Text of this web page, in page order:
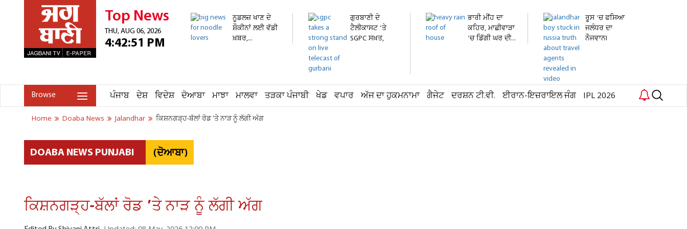
Top News
THU, AUG 06, 2026
4:42:51 PM
ਨੂਡਲਜ਼ ਖਾਣ ਦੇ
ਸ਼ੌਕੀਨਾਂ ਲਈ ਵੱਡੀ
ਖ਼ਬਰ,...
ਗੁਰਬਾਣੀ ਦੇ
ਟੈਲੀਕਾਸਟ 'ਤੇ
SGPC ਸਖ਼ਤ,
ਭਾਰੀ ਮੀਂਹ ਦਾ
ਕਹਿਰ, ਮਾਛੀਵਾੜਾ
'ਚ ਡਿੱਗੀ ਘਰ ਦੀ...
ਰੂਸ 'ਚ ਫਸਿਆ
ਜਲੰਧਰ ਦਾ
ਨੌਜਵਾਨ!
Browse ਪੰਜਾਬ ਦੇਸ਼ ਵਿਦੇਸ਼ ਦੋਆਬਾ ਮਾਝਾ ਮਾਲਵਾ ਤੜਕਾ ਪੰਜਾਬੀ ਖੇਡ ਵਪਾਰ ਅੱਜ ਦਾ ਹੁਕਮਨਾਮਾ ਗੈਜੇਟ ਦਰਸ਼ਨ ਟੀ.ਵੀ. ਈਰਾਨ-ਇਜ਼ਰਾਇਲ ਜੰਗ IPL 2026
Home Doaba News Jalandhar ਕਿਸ਼ਨਗੜ੍ਹ-ਬੱਲਾਂ ਰੋਡ ’ਤੇ ਨਾੜ ਨੂੰ ਲੱਗੀ ਅੱਗ
DOABA NEWS PUNJABI (ਦੋਆਬਾ)
ਕਿਸ਼ਨਗੜ੍ਹ-ਬੱਲਾਂ ਰੋਡ ’ਤੇ ਨਾੜ ਨੂੰ ਲੱਗੀ ਅੱਗ